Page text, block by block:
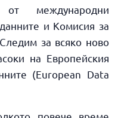
от международни
и Комисия за
за всяко ново
на Европейския
(European Data